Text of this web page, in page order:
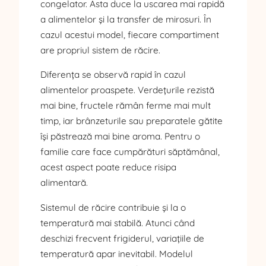
congelator. Asta duce la uscarea mai rapidă
a alimentelor și la transfer de mirosuri. În
cazul acestui model, fiecare compartiment
are propriul sistem de răcire.
Diferența se observă rapid în cazul
alimentelor proaspete. Verdețurile rezistă
mai bine, fructele rămân ferme mai mult
timp, iar brânzeturile sau preparatele gătite
își păstrează mai bine aroma. Pentru o
familie care face cumpărături săptămânal,
acest aspect poate reduce risipa
alimentară.
Sistemul de răcire contribuie și la o
temperatură mai stabilă. Atunci când
deschizi frecvent frigiderul, variațiile de
temperatură apar inevitabil. Modelul